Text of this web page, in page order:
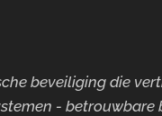
beveiliging die
- betrouwbare